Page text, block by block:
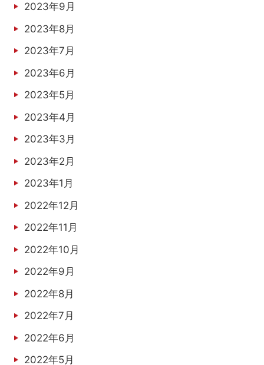
2023年9月
2023年8月
2023年7月
2023年6月
2023年5月
2023年4月
2023年3月
2023年2月
2023年1月
2022年12月
2022年11月
2022年10月
2022年9月
2022年8月
2022年7月
2022年6月
2022年5月